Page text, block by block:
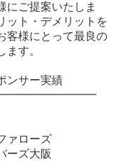
にご提案いたしま
ット・デメリットを
客様にとって最良の
す。
ンサー実績
ァローズ
ーズ大阪